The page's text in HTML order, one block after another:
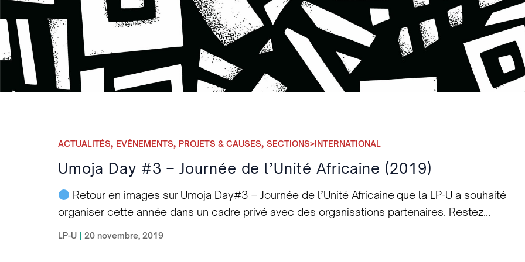
ACTUALITÉS, EVÉNEMENTS, PROJETS & CAUSES, SECTIONS>INTERNATIONAL
Umoja Day #3 – Journée de l’Unité Africaine (2019)
Retour en images sur Umoja Day#3 – Journée de l’Unité Africaine que la LP-U a souhaité
organiser cette année dans un cadre privé avec des organisations partenaires. Restez
connectés pour suivre le lancement d’Afrika Umoja 2020, la saison culturelle dans un cadre
LP-U 20 novembre, 2019